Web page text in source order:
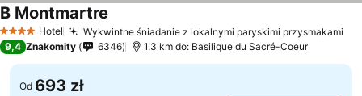
4 KategoriaHotel Wykwintne śniadanie z lokalnymi paryskimi przysmakami
B Montmartre
9,4 Znakomity 6346 1.3 km do: Basilique du Sacré-Coeur
Od 693 zł